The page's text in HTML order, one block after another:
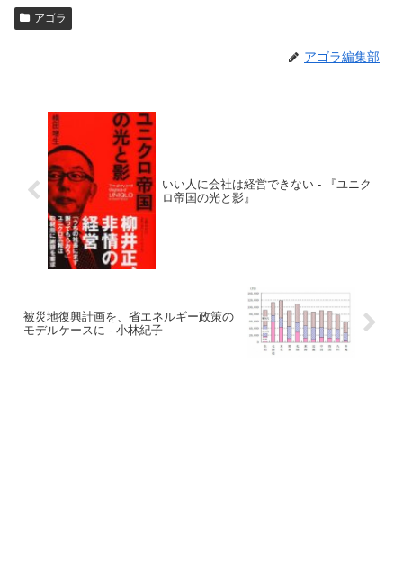
アゴラ
アゴラ編集部
いい人に会社は経営できない - 『ユニク
ロ帝国の光と影』
被災地復興計画を、省エネルギー政策の
モデルケースに - 小林紀子